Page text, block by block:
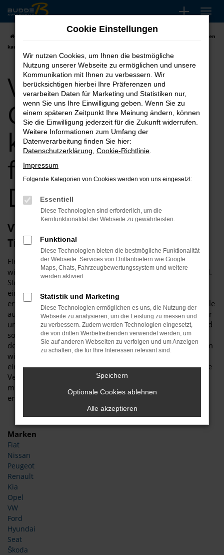
Zum
Hauptinhalt
springen
VW Passat Gebrauchtwagen
kaufen, leasen, finanzieren für Düsseldorf
VW Passat
Gebrauchtwagen
kaufen, leasen,
finanzieren für
Düsseldorf
VW Passat Gebrauchtwagen – unser
Tipp für Düsseldorf
Ein VW Passat Gebrauchtwagen ist vor allem aus
wirtschaftlichen Erwägungen heraus eine erstklassige Wahl.
Sie sparen schlichtweg eine Menge Geld, wenn Sie sich für
ein gebrauchtes Modell entscheiden und sind trotzdem
erstklassig in Düsseldorf unterwegs. Was Budde Automobile
auszeichnet, ist unsere Meisterwerkstatt. Wir verfügen über
umfassende Kapazitäten und diverse Hebebühnen und sind
somit in der Lage, jeden VW Passat Gebrauchtwagen vor
dem Verkauf nach Düsseldorf genau zu überprüfen. Warum
wir das tun? Ganz einfach, um Ihnen einen rundum
einwandfreien Wagen „servieren“ zu können, was selbst die
Verschleißteile einschließt. Ein VW Passat Gebrauchtwagen
muss keineswegs ein Kompromiss sein, sondern ist ein
erstklassiges Fahrzeug in Topzustand.
Marken
Fiat
Nissan
Peugeot
Renault
Kia
Opel
VW
Ford
Hyundai
Seat
Škoda
Cookie Einstellungen
Wir nutzen Cookies, um Ihnen die bestmögliche
Nutzung unserer Webseite zu ermöglichen und unsere
Kommunikation mit Ihnen zu verbessern. Wir
berücksichtigen hierbei Ihre Präferenzen und
verarbeiten Daten für Marketing und Statistiken nur,
wenn Sie uns Ihre Einwilligung geben. Wenn Sie zu
einem späteren Zeitpunkt Ihre Meinung ändern, können
Sie die Einwilligung jederzeit für die Zukunft widerrufen.
Weitere Informationen zum Umfang der
Datenverarbeitung finden Sie hier:
Datenschutzerklärung Cookie-Richtlinie
Impressum
Folgende Kategorien von Cookies werden von uns eingesetzt:
Essentiell
Diese Technologien sind erforderlich, um die
Kernfunktionalität der Webseite zu gewährleisten.
Funktional
Diese Technologien bieten die bestmögliche Funktionalität
der Webseite. Services von Drittanbietern wie Google
Maps, Chats, Fahrzeugbewertungssystem und weitere
werden aktiviert.
Statistik und Marketing
Diese Technologien ermöglichen es uns, die Nutzung der
Webseite zu analysieren, um die Leistung zu messen und
zu verbessern. Zudem werden Technologien eingesetzt,
die von dritten Werbetreibenden verwendet werden, um
Sie auf anderen Webseiten zu verfolgen und um Anzeigen
zu schalten, die für Ihre Interessen relevant sind.
Speichern
Optionale Cookies ablehnen
Alle akzeptieren